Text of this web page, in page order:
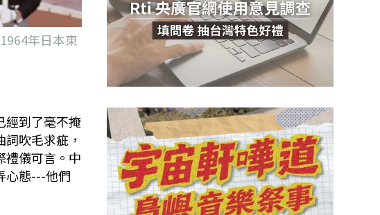
年日本東
經到了毫不掩
吹毛求疵，
禮儀可言。中
心態---他們